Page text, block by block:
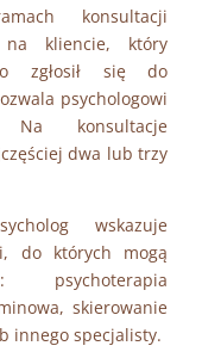
konsultacji
na kliencie, który
zgłosił się do
psychologowi
konsultacje
dwa lub trzy
wskazuje
do których mogą
skierowanie
innego specjalisty.